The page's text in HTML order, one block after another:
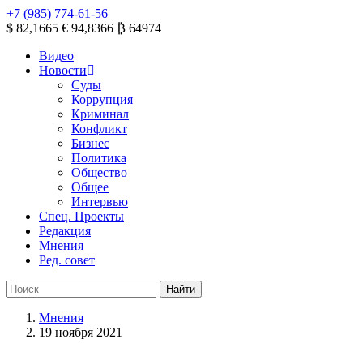
+7 (985) 774-61-56
$ 82,1665 € 94,8366 ₿ 64974
Видео
Новости
Суды
Коррупция
Криминал
Конфликт
Бизнес
Политика
Общество
Общее
Интервью
Спец. Проекты
Редакция
Мнения
Ред. совет
Мнения
19 ноября 2021